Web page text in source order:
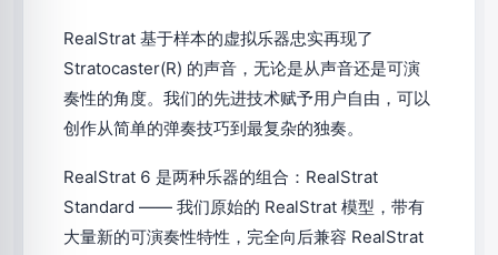
RealStrat 基于样本的虚拟乐器忠实再现了
Stratocaster(R) 的声音，无论是从声音还是可演
奏性的角度。我们的先进技术赋予用户自由，可以
创作从简单的弹奏技巧到最复杂的独奏。
RealStrat 6 是两种乐器的组合：RealStrat
Standard —— 我们原始的 RealStrat 模型，带有
大量新的可演奏性特性，完全向后兼容 RealStrat